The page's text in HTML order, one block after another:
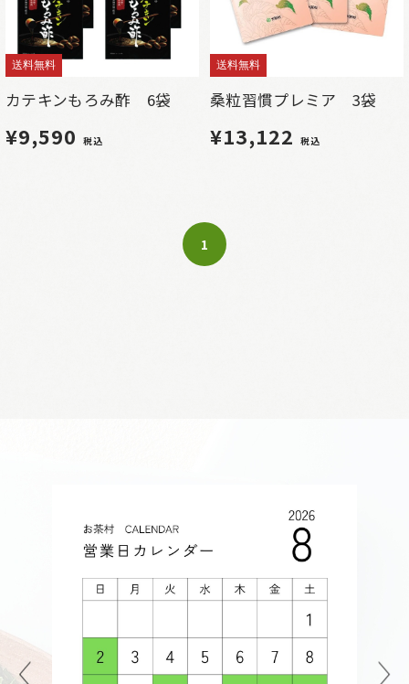
送料無料
カテキンもろみ酢 6袋
¥9,590 税込
送料無料
桑粒習慣プレミア 3袋
¥13,122 税込
1